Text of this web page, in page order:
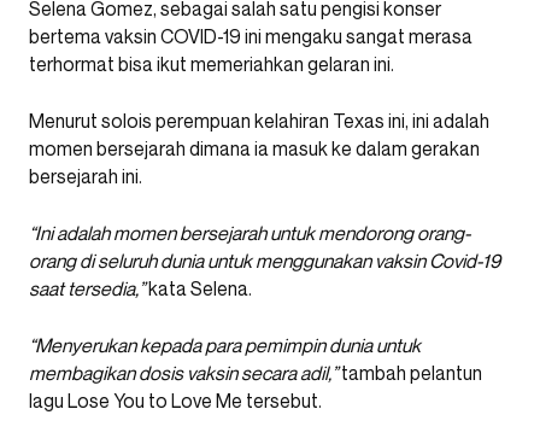
Selena Gomez, sebagai salah satu pengisi konser
bertema vaksin COVID-19 ini mengaku sangat merasa
terhormat bisa ikut memeriahkan gelaran ini.
Menurut solois perempuan kelahiran Texas ini, ini adalah
momen bersejarah dimana ia masuk ke dalam gerakan
bersejarah ini.
“Ini adalah momen bersejarah untuk mendorong orang-
orang di seluruh dunia untuk menggunakan vaksin Covid-19
saat tersedia,”kata Selena.
“Menyerukan kepada para pemimpin dunia untuk
membagikan dosis vaksin secara adil,”tambah pelantun
lagu Lose You to Love Me tersebut.